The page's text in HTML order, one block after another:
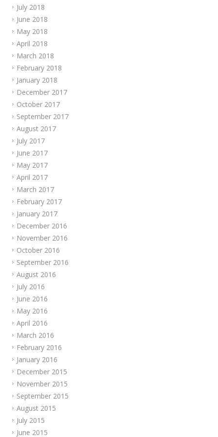
July 2018
June 2018
May 2018
April 2018
March 2018
February 2018
January 2018
December 2017
October 2017
September 2017
August 2017
July 2017
June 2017
May 2017
April 2017
March 2017
February 2017
January 2017
December 2016
November 2016
October 2016
September 2016
August 2016
July 2016
June 2016
May 2016
April 2016
March 2016
February 2016
January 2016
December 2015
November 2015
September 2015
August 2015
July 2015
June 2015